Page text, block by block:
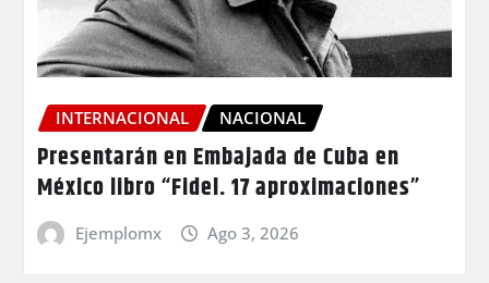
INTERNACIONAL NACIONAL
Presentarán en Embajada de Cuba en
México libro “Fidel. 17 aproximaciones”
Ejemplomx Ago 3, 2026